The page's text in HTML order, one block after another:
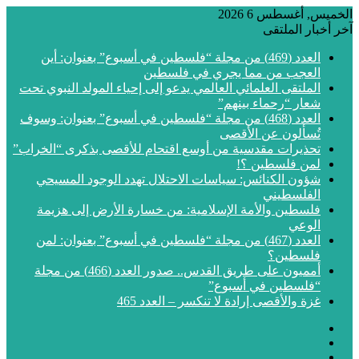
الخميس, أغسطس 6 2026
آخر أخبار الملتقى
العدد (469) من مجلة “فلسطين في أسبوع” بعنوان: أين
العجب من مما يجري في فلسطين
الملتقى العلمائي العالمي يدعو إلى إحياء المولد النبوي تحت
شعار “رحماء بينهم”
العدد (468) من مجلة “فلسطين في أسبوع” بعنوان: وسوف
تُسألون عن الأقصى
تحذيرات مقدسية من أوسع اقتحام للأقصى بذكرى “الخراب”
لمن فلسطين ؟!
شؤون الكنائس: سياسات الاحتلال تهدد الوجود المسيحي
الفلسطيني
فلسطين والأمة الإسلامية: من خسارة الأرض إلى هزيمة
الوعي
العدد (467) من مجلة “فلسطين في أسبوع” بعنوان: لمن
فلسطين؟
أمميون على طريق القدس.. صدور العدد (466) من مجلة
“فلسطين في أسبوع”
غزة والأقصى إرادة لا تنكسر – العدد 465